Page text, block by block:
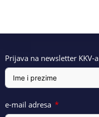
Prijava na newsletter KKV-a
e-mail adresa